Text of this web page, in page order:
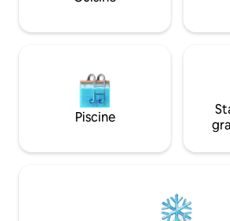
tranquillité se rencontrent. 🍀 Sentez-
êtes loin de chez vous ❤️
Piscine